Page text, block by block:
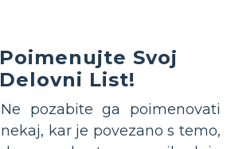
Poimenujte Svoj
Delovni List!
Ne pozabite ga poimenovati
nekaj, kar je povezano s temo,